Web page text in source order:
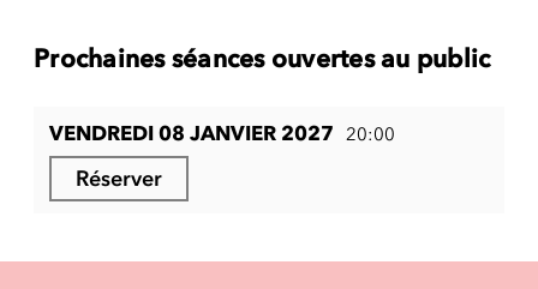
Prochaines séances ouvertes au public
VENDREDI 08 JANVIER 2027 20:00
Réserver